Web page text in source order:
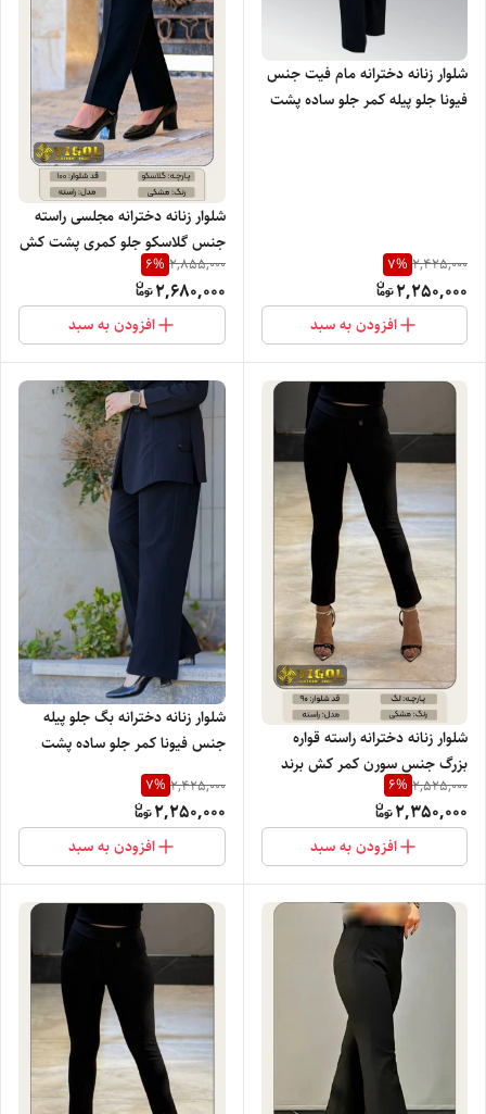
شلوار زنانه دخترانه مام فیت جنس
فیونا جلو پیله کمر جلو ساده پشت
2,425,000
7%
2,250,000
افزودن به سبد
شلوار زنانه دخترانه مجلسی راسته
جنس گلاسکو جلو کمری پشت کش
پلاک دار برند ویگل با تنخور فوق
العاده راحت و شیک
2,855,000
6%
2,680,000
افزودن به سبد
شلوار زنانه دخترانه راسته قواره
بزرگ جنس سورن کمر کش برند
ویگل با تنخور بسیار نرم راحت و
شیک
2,525,000
6%
2,350,000
افزودن به سبد
شلوار زنانه دخترانه بگ جلو پیله
جنس فیونا کمر جلو ساده پشت
کش پلاک دار برند ویگل با تنخور
بسیار سبک،خنک و راحت
2,425,000
7%
2,250,000
افزودن به سبد